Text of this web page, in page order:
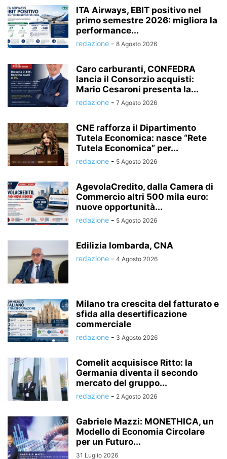
ITA Airways, EBIT positivo nel
primo semestre 2026: migliora la
performance...
redazione - 8 Agosto 2026
Caro carburanti, CONFEDRA
lancia il Consorzio acquisti:
Mario Cesaroni presenta la...
redazione - 7 Agosto 2026
CNE rafforza il Dipartimento
Tutela Economica: nasce “Rete
Tutela Economica” per...
redazione - 5 Agosto 2026
AgevolaCredito, dalla Camera di
Commercio altri 500 mila euro:
nuove opportunità...
redazione - 5 Agosto 2026
Edilizia lombarda, CNA
redazione - 4 Agosto 2026
Milano tra crescita del fatturato e
sfida alla desertificazione
commerciale
redazione - 3 Agosto 2026
Comelit acquisisce Ritto: la
Germania diventa il secondo
mercato del gruppo...
redazione - 2 Agosto 2026
Gabriele Mazzi: MONETHICA, un
Modello di Economia Circolare
per un Futuro...
31 Luglio 2026